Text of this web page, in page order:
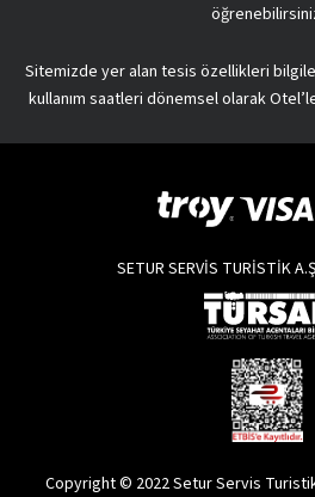
Sitemizde yer alan tesis özellikleri
kullanım saatleri dönemsel olarak
SETUR SERVİS TURİSTİK A.Ş
Copyright © 2022 Setur Servis Turistik